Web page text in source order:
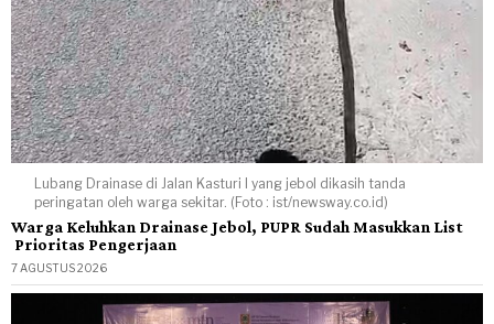
Lubang Drainase di Jalan Kasturi I yang jebol dikasih tanda
peringatan oleh warga sekitar. (Foto : ist/newsway.co.id)
Warga Keluhkan Drainase Jebol, PUPR Sudah Masukkan List
Prioritas Pengerjaan
7 AGUSTUS 2026